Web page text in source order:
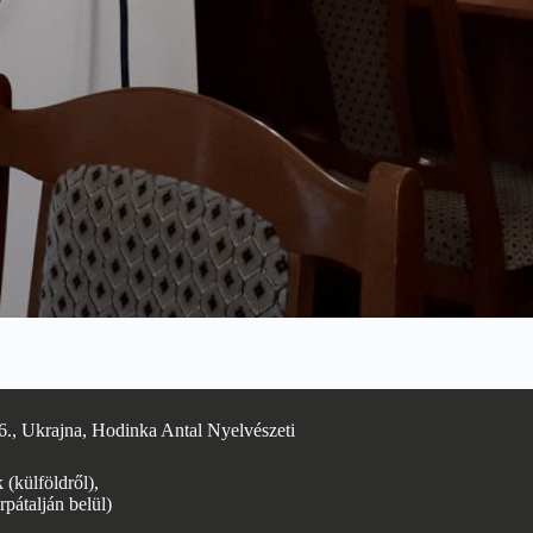
Ukrajna, Hodinka Antal Nyelvészeti
(külföldről),
belül)